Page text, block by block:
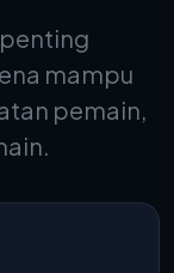
mampu
pemain,